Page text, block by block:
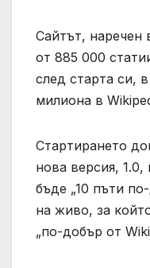
Сайтът, наречен
от 885 000
след старта си,
милиона в
Стартирането
нова версия,
бъде „10 пъти
на живо, за
„по-добър от